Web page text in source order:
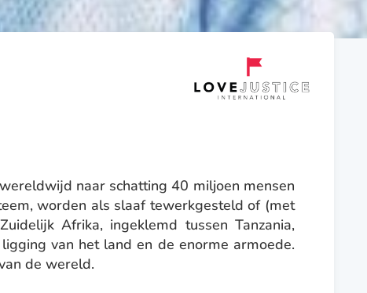
naar schatting 40 miljoen mensen
worden als slaaf tewerkgesteld of (met
Afrika, ingeklemd tussen Tanzania,
van het land en de enorme armoede.
de wereld.